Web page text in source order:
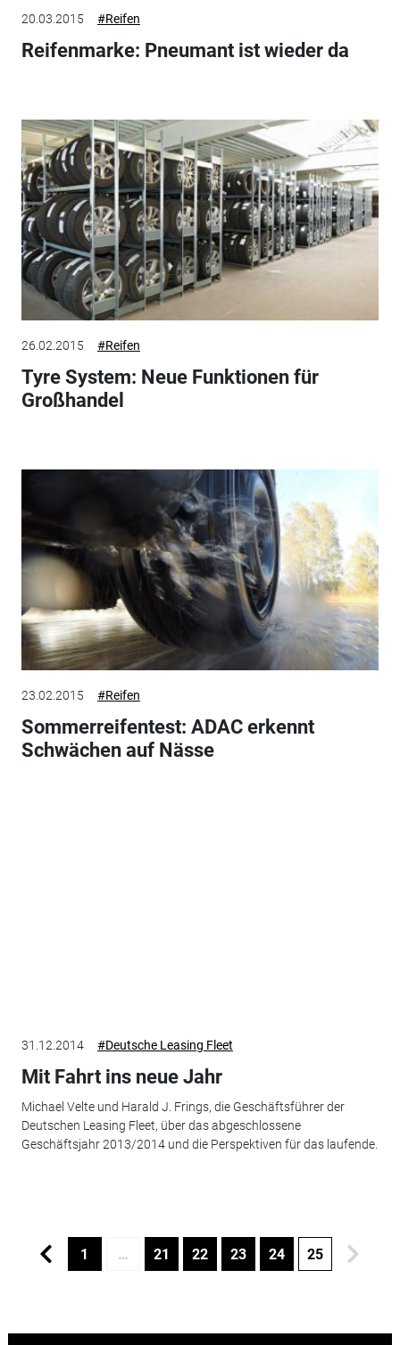
20.03.2015 #Reifen
Reifenmarke: Pneumant ist wieder da
26.02.2015 #Reifen
Tyre System: Neue Funktionen für
Großhandel
23.02.2015 #Reifen
Sommerreifentest: ADAC erkennt
Schwächen auf Nässe
31.12.2014 #Deutsche Leasing Fleet
Mit Fahrt ins neue Jahr
Michael Velte und Harald J. Frings, die Geschäftsführer der
Deutschen Leasing Fleet, über das abgeschlossene
Geschäftsjahr 2013/2014 und die Perspektiven für das laufende.
1 … 21 22 23 24 25